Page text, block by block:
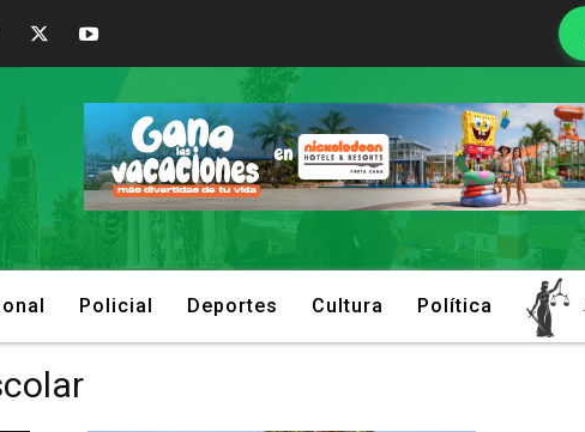
Policial Deportes Cultura Política